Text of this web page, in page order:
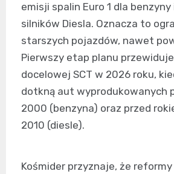
emisji spalin Euro 1 dla benzyny
silników Diesla. Oznacza to
starszych pojazdów, nawet
Pierwszy etap planu
docelowej SCT w 2026 roku,
dotkną aut wyprodukowanych
2000 (benzyna) oraz przed
2010 (diesle).
Kośmider przyznaje, że